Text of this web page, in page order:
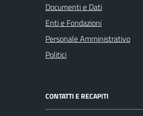
Documenti e Dati
Enti e Fondazioni
Personale Amministrativo
Politici
CONTATTI E RECAPITI